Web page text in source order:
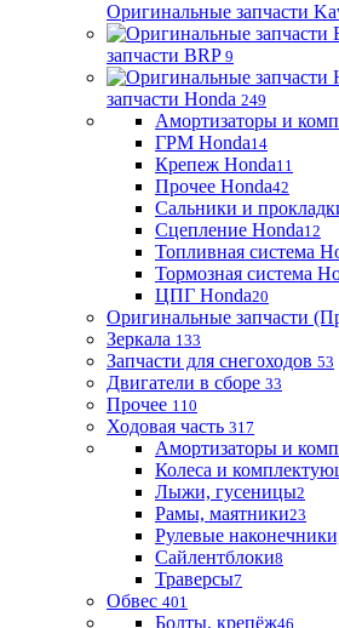
Оригинальные запчасти
запчасти BRP 9
запчасти Honda 249
Амортизаторы и
ГРМ Honda14
Крепеж Honda11
Прочее Honda42
Сальники и
Сцепление Honda12
Топливная система
Тормозная система
ЦПГ Honda20
Оригинальные запчасти
Зеркала 133
Запчасти для снегоходов 53
Двигатели в сборе 33
Прочее 110
Ходовая часть 317
Амортизаторы и
Колеса и
Лыжи, гусеницы2
Рамы, маятники23
Рулевые
Сайлентблоки8
Траверсы7
Обвес 401
Болты, крепёж46